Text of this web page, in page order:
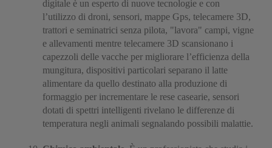
digitale è un esperto di nuove tecnologie e con
l’utilizzo di droni, sensori, mappe Gps, telecamere 3D,
trattori e seminatrici senza pilota, "lavora" campi, vigne
e allevamenti mentre telecamere 3D scansionano i
capezzoli delle vacche per migliorare l’efficienza della
mungitura, dispositivi particolari separano il latte
alimentare da quello destinato alla produzione di
formaggio per incrementare le rese casearie, sensori
dotati di spettri intelligenti rivelano le differenze di
temperatura negli animali segnalando possibili malattie.